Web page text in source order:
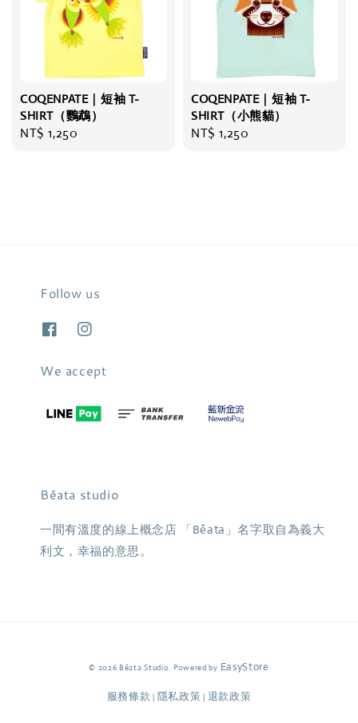
COQENPATE｜短袖 T-
SHIRT（鸚鵡）
Regular
NT$ 1,250
COQENPATE｜短袖 T-
SHIRT（小熊貓）
Regular
NT$ 1,250
Follow us
We accept
Bêata studio
一間有溫度的線上概念店 「Bêata」名字取自為義大
利文，幸福的意思。
© 2026 Bêata Studio. Powered by EasyStore
服務條款 | 隱私政策 | 退款政策